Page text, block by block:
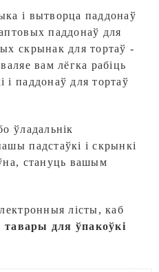
і вытворца паддонаў
паддонаў для
скрынак для тортаў -
вам лёгка рабіць
паддонаў для тортаў
ўладальнік
падстаўкі і скрынкі
стануць вашым
лісты, каб
для ўпакоўкі